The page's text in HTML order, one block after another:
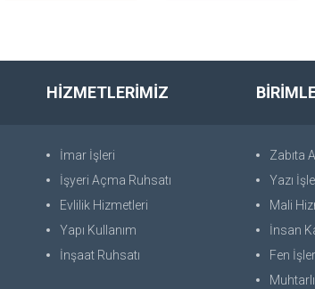
HİZMETLERİMİZ
İmar İşleri
İşyeri Açma Ruhsatı
Evlilik Hizmetleri
Yapı Kullanım
İnşaat Ruhsatı
Zabıta
Yazı
Mali
İnsan
Fen